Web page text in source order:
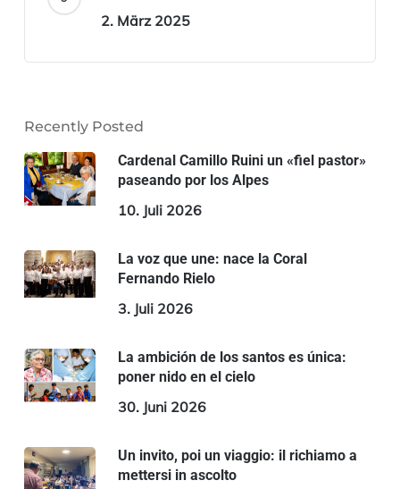
2. März 2025
Recently Posted
Cardenal Camillo Ruini un «fiel pastor»
paseando por los Alpes
10. Juli 2026
La voz que une: nace la Coral
Fernando Rielo
3. Juli 2026
La ambición de los santos es única:
poner nido en el cielo
30. Juni 2026
Un invito, poi un viaggio: il richiamo a
mettersi in ascolto